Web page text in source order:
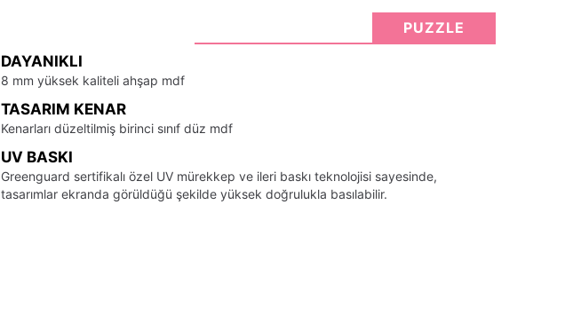
PUZZLE
DAYANIKLI
8 mm yüksek kaliteli ahşap mdf
TASARIM KENAR
Kenarları düzeltilmiş birinci sınıf düz mdf
UV BASKI
Greenguard sertifikalı özel UV mürekkep ve ileri baskı teknolojisi sayesinde,
tasarımlar ekranda görüldüğü şekilde yüksek doğrulukla basılabilir.